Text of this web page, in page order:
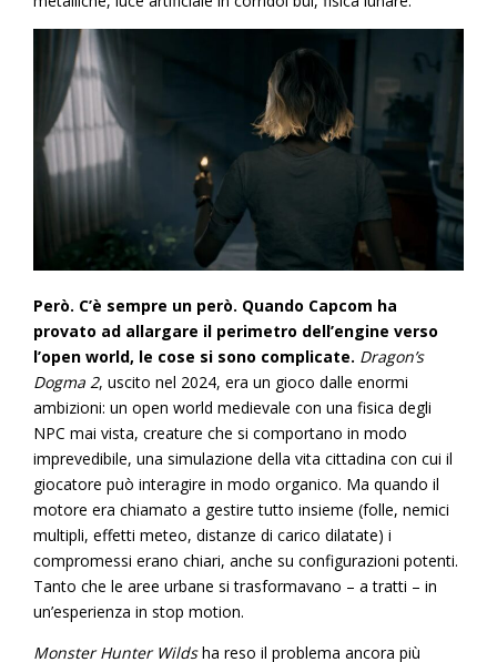
Però. C’è sempre un però. Quando Capcom ha
provato ad allargare il perimetro dell’engine verso
l’open world, le cose si sono complicate. Dragon’s
Dogma 2, uscito nel 2024, era un gioco dalle enormi
ambizioni: un open world medievale con una fisica degli
NPC mai vista, creature che si comportano in modo
imprevedibile, una simulazione della vita cittadina con cui il
giocatore può interagire in modo organico. Ma quando il
motore era chiamato a gestire tutto insieme (folle, nemici
multipli, effetti meteo, distanze di carico dilatate) i
compromessi erano chiari, anche su configurazioni potenti.
Tanto che le aree urbane si trasformavano – a tratti – in
un’esperienza in stop motion.
Monster Hunter Wildsha reso il problema ancora più